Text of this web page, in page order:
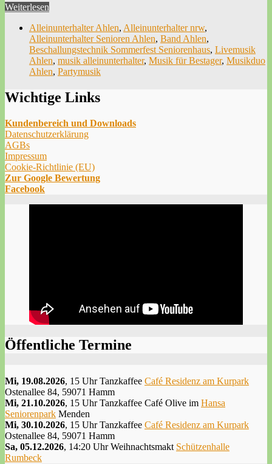
Weiterlesen
Alleinunterhalter Ahlen, Alleinunterhalter nrw,
Alleinunterhalter Senioren Ahlen, Band Ahlen,
Beschallungstechnik Sommerfest Seniorenhaus, Livemusik
Ahlen, musik alleinunterhalter, Musik für Bestager, Musikduo
Ahlen, Partymusik
Wichtige Links
Kundenbereich und Downloads
Datenschutzerklärung
AGBs
Impressum
Cookie-Richtlinie (EU)
Zur Google Bewertung
Facebook
Öffentliche Termine
Mi, 19.08.2026, 15 Uhr Tanzkaffee Café Residenz am Kurpark
Ostenallee 84, 59071 Hamm
Mi, 21.10.2026, 15 Uhr Tanzkaffee Café Olive im Hansa
Seniorenpark Menden
Mi, 30.10.2026, 15 Uhr Tanzkaffee Café Residenz am Kurpark
Ostenallee 84, 59071 Hamm
Sa, 05.12.2026, 14:20 Uhr Weihnachtsmakt Schützenhalle
Rumbeck